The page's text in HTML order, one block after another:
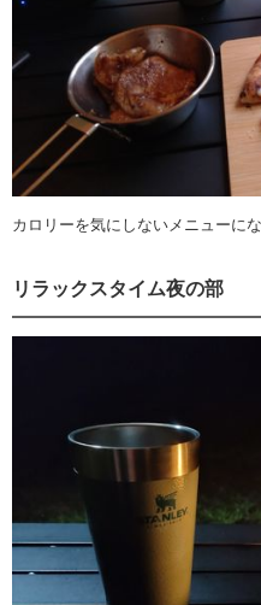
カロリーを気にしないメニューにな
リラックスタイム夜の部